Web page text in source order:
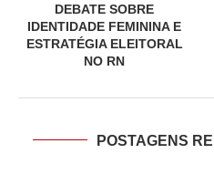
DEBATE SOBRE
IDENTIDADE FEMININA E
ESTRATÉGIA ELEITORAL
NO RN
POSTAGENS